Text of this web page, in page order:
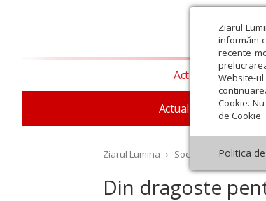
Ziarul
informăm
recente
Website-
Cookie.
de Cookie.
Politica
Actualitate
Actualitate socială
Ziarul Lumina › Societate › Reportaj
Din dragoste